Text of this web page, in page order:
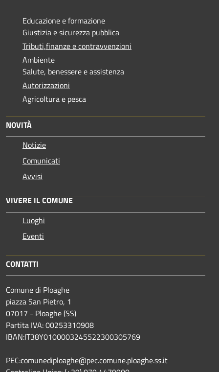
Educazione e formazione
Giustizia e sicurezza pubblica
Tributi,finanze e contravvenzioni
Ambiente
Salute, benessere e assistenza
Autorizzazioni
Agricoltura e pesca
NOVITÀ
Notizie
Comunicati
Avvisi
VIVERE IL COMUNE
Luoghi
Eventi
CONTATTI
Comune di Ploaghe
piazza San Pietro, 1
07017 - Ploaghe (SS)
Partita IVA: 00253310908
IBAN:IT38Y0100003245522300305769
PEC:comunediploaghe@pec.comune.ploaghe.ss.it